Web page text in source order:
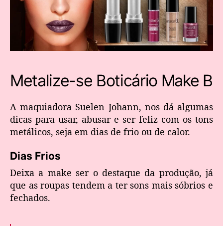
Metalize-se Boticário Make B
A maquiadora Suelen Johann, nos dá algumas
dicas para usar, abusar e ser feliz com os tons
metálicos, seja em dias de frio ou de calor.
Dias Frios
Deixa a make ser o destaque da produção, já
que as roupas tendem a ter sons mais sóbrios e
fechados.